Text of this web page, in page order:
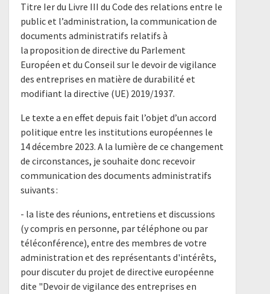
Titre Ier du Livre III du Code des relations entre le
public et l’administration, la communication de
documents administratifs relatifs à
la proposition de directive du Parlement
Européen et du Conseil sur le devoir de vigilance
des entreprises en matière de durabilité et
modifiant la directive (UE) 2019/1937.
Le texte a en effet depuis fait l’objet d’un accord
politique entre les institutions européennes le
14 décembre 2023. A la lumière de ce changement
de circonstances, je souhaite donc recevoir
communication des documents administratifs
suivants :
- la liste des réunions, entretiens et discussions
(y compris en personne, par téléphone ou par
téléconférence), entre des membres de votre
administration et des représentants d'intérêts,
pour discuter du projet de directive européenne
dite "Devoir de vigilance des entreprises en